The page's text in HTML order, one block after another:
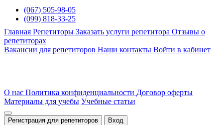
(067) 505-98-05
(099) 818-33-25
Главная Репетиторы Заказать услуги репетитора Отзывы о
репетиторах
Вакансии для репетиторов Наши контакты Войти в кабинет
О нас Политика конфиденциальности Договор оферты
Материалы для учебы Учебные статьи
Регистрация для репетиторов Вход